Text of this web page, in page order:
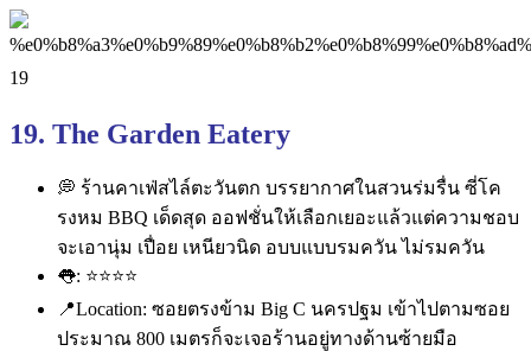
19. The Garden Eatery
💭 ร้านคาเฟ่สไล์ตะวันตก บรรยากาศในสวนร่มรื่น ซี่โค
รงหม BBQ เด็ดสุด ออฟชั่นให้เลือกเยอะแล้วแต่ความชอบ
จะเอานุ่ม เปื่อย เหนียวนิด อบบแบบรมควัน ไม่รมควัน
👅: ⭐⭐⭐⭐
📍Location: ซอยตรงข้าม Big C นครปฐม เข้าไปตามซอย
ประมาณ 800 เมตรก็จะเจอร้านอยู่ทางด้านซ้ายมือ